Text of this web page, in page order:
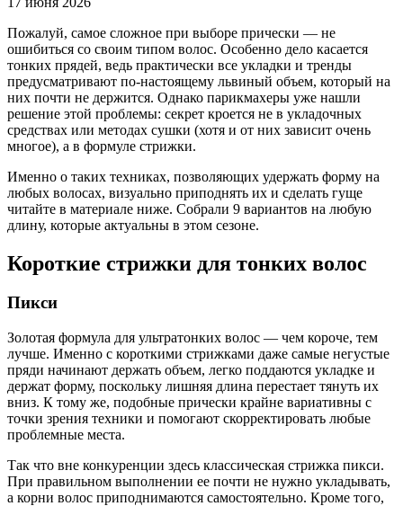
Пожалуй, самое сложное при выборе прически — не
ошибиться со своим типом волос. Особенно дело касается
тонких прядей, ведь практически все укладки и тренды
предусматривают по-настоящему львиный объем, который на
них почти не держится. Однако парикмахеры уже нашли
решение этой проблемы: секрет кроется не в укладочных
средствах или методах сушки (хотя и от них зависит очень
многое), а в формуле стрижки.
Именно о таких техниках, позволяющих удержать форму на
любых волосах, визуально приподнять их и сделать гуще
читайте в материале ниже. Собрали 9 вариантов на любую
длину, которые актуальны в этом сезоне.
Короткие стрижки для тонких волос
Пикси
Золотая формула для ультратонких волос — чем короче, тем
лучше. Именно с короткими стрижками даже самые негустые
пряди начинают держать объем, легко поддаются укладке и
держат форму, поскольку лишняя длина перестает тянуть их
вниз. К тому же, подобные прически крайне вариативны с
точки зрения техники и помогают скорректировать любые
проблемные места.
Так что вне конкуренции здесь классическая стрижка пикси.
При правильном выполнении ее почти не нужно укладывать,
а корни волос приподнимаются самостоятельно. Кроме того,